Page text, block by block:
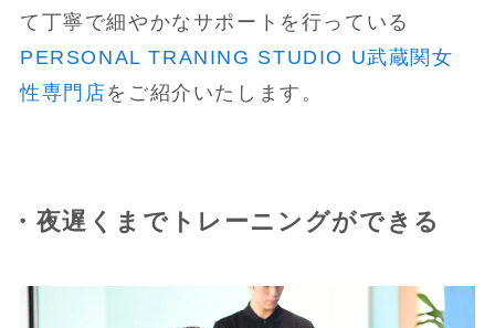
て丁寧で細やかなサポートを行っている
PERSONAL TRANING STUDIO U武蔵関女
性専門店をご紹介いたします。
・夜遅くまでトレーニングができる